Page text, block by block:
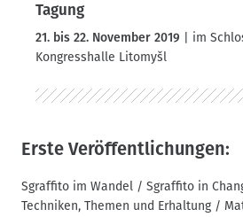
Tagung
21. bis 22. November 2019
| im
Kongresshalle Litomyšl
Erste Veröffentlichungen:
Sgraffito im Wandel / Sgraffito in
Techniken, Themen und Erhaltung /